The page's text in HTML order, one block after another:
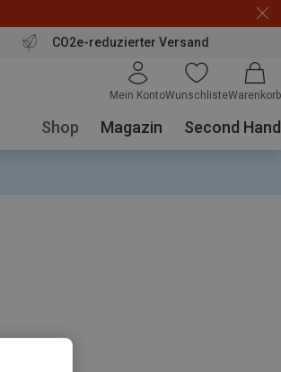
CO2e-reduzierter Versand
Mein KontoWunschlisteWarenkorb
Shop Magazin Second Hand